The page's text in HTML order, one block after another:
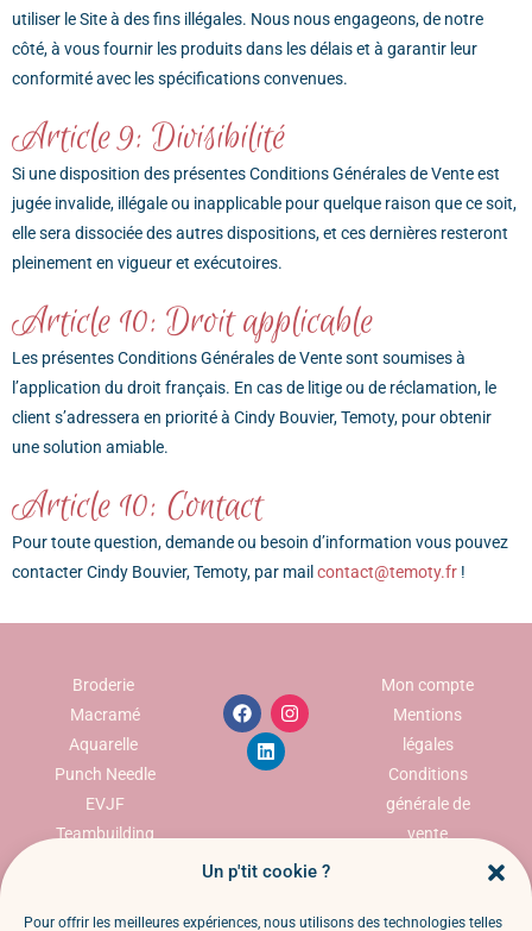
Un p'tit cookie ?
Pour offrir les meilleures expériences, nous utilisons des technologies telles
utiliser le Site à des fins illégales. Nous nous engageons, de notre
côté, à vous fournir les produits dans les délais et à garantir leur
conformité avec les spécifications convenues.
Article 9: Divisibilité
Si une disposition des présentes Conditions Générales de Vente est
jugée invalide, illégale ou inapplicable pour quelque raison que ce soit,
elle sera dissociée des autres dispositions, et ces dernières resteront
pleinement en vigueur et exécutoires.
Article 10: Droit applicable
Les présentes Conditions Générales de Vente sont soumises à
l’application du droit français. En cas de litige ou de réclamation, le
client s’adressera en priorité à Cindy Bouvier, Temoty, pour obtenir
une solution amiable.
Article 10: Contact
Pour toute question, demande ou besoin d’information vous pouvez
contacter Cindy Bouvier, Temoty, par mail contact@temoty.fr !
Broderie
Macramé
Aquarelle
Punch Needle
EVJF
Teambuilding
Mon compte
Mentions
légales
Conditions
générale de
vente
Politique des